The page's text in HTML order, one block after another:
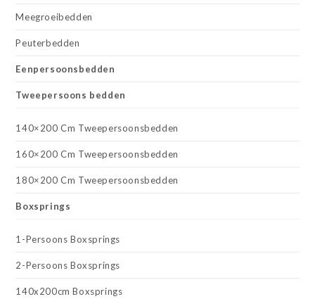
Meegroeibedden
Peuterbedden
Eenpersoonsbedden
Tweepersoons bedden
140×200 Cm Tweepersoonsbedden
160×200 Cm Tweepersoonsbedden
180×200 Cm Tweepersoonsbedden
Boxsprings
1-Persoons Boxsprings
2-Persoons Boxsprings
140x200cm Boxsprings